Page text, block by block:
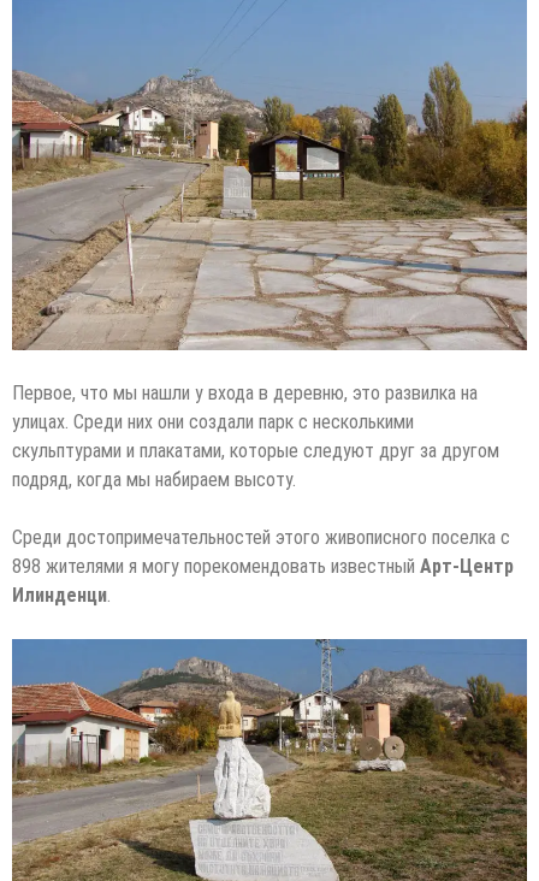
Первое, что мы нашли у входа в деревню, это развилка на
улицах. Среди них они создали парк с несколькими
скульптурами и плакатами, которые следуют друг за другом
подряд, когда мы набираем высоту.
Среди достопримечательностей этого живописного поселка с
898 жителями я могу порекомендовать известный Арт-Центр
Илинденци.